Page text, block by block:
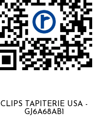
CLIPS TAPITERIE USA -
GJ6A68AB1